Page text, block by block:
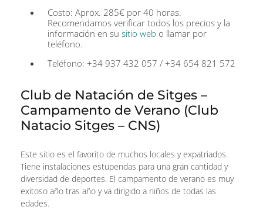
Costo: Aprox. 285€ por 40 horas.
Recomendamos verificar todos los precios y la
información en susitio web o llamar por
teléfono.
Teléfono: +34 937 432 057 / +34 654 821 572
Club de Natación de Sitges –
Campamento de Verano (Club
Natacio Sitges – CNS)
Este sitio es el favorito de muchos locales y expatriados.
Tiene instalaciones estupendas para una gran cantidad y
diversidad de deportes. El campamento de verano es muy
exitoso año tras año y va dirigido a niños de todas las
edades.